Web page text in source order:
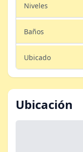
Niveles
Baños
Ubicado
Ubicación